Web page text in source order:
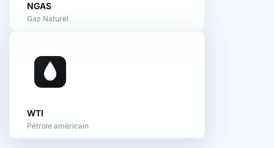
NGAS
Gaz Naturel
WTI
Pétrole américain